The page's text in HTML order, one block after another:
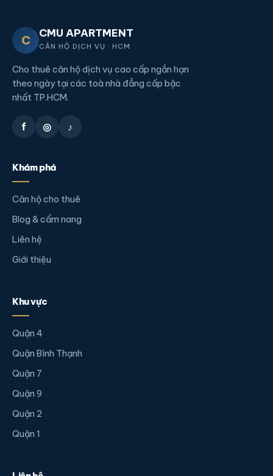
C CMU APARTMENT
CĂN HỘ DỊCH VỤ · HCM
Cho thuê căn hộ dịch vụ cao cấp ngắn hạn
theo ngày tại các toà nhà đẳng cấp bậc
nhất TP.HCM.
f ◎ ♪
Khám phá
Căn hộ cho thuê
Blog & cẩm nang
Liên hệ
Giới thiệu
Khu vực
Quận 4
Quận Bình Thạnh
Quận 7
Quận 9
Quận 2
Quận 1